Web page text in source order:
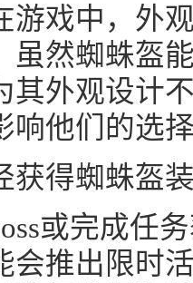
游戏中，外
虽然蜘蛛盔
其外观设计
响他们的选
获得蜘蛛盔
或完成任
会推出限时